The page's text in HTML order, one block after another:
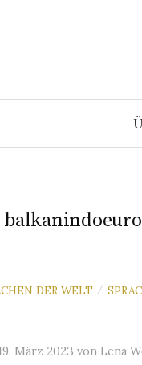
DER WELT /
März 2023 von Lena